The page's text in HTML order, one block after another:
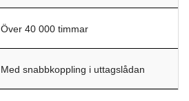
Över 40 000 timmar
Med snabbkoppling i uttagslådan